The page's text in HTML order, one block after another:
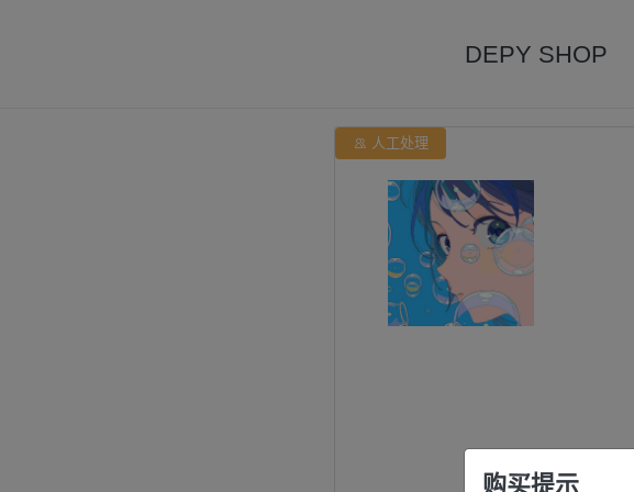
DEPY SHOP
 人工处理
购买提示